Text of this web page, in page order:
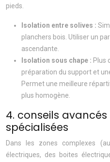
pieds.
Isolation entre solives :
planchers bois. Utiliser un
ascendante.
Isolation sous chape : Plus
préparation du support et
Permet une meilleure
plus homogène.
4. conseils
spécialisées
Dans les zones complexes
électriques, des boites